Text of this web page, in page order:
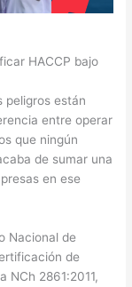
HACCP bajo
peligros están
entre operar
que ningún
de sumar una
en ese
Nacional de
de
NCh 2861:2011,